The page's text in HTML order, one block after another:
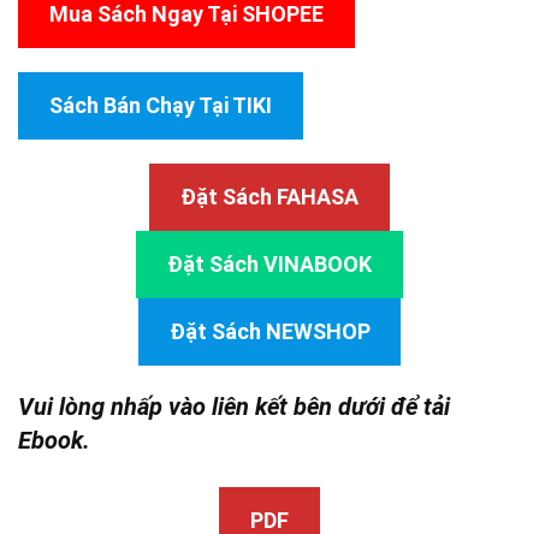
Mua Sách Ngay Tại SHOPEE
Sách Bán Chạy Tại TIKI
Đặt Sách FAHASA
Đặt Sách VINABOOK
Đặt Sách NEWSHOP
Vui lòng nhấp vào liên kết bên dưới để tải
Ebook.
PDF